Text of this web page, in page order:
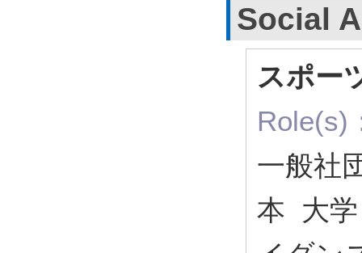
Social
スポー
Role(s)
一般社
本 大学